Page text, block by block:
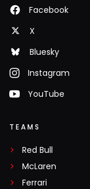
Facebook
X
Bluesky
Instagram
YouTube
TEAMS
Red Bull
McLaren
Ferrari